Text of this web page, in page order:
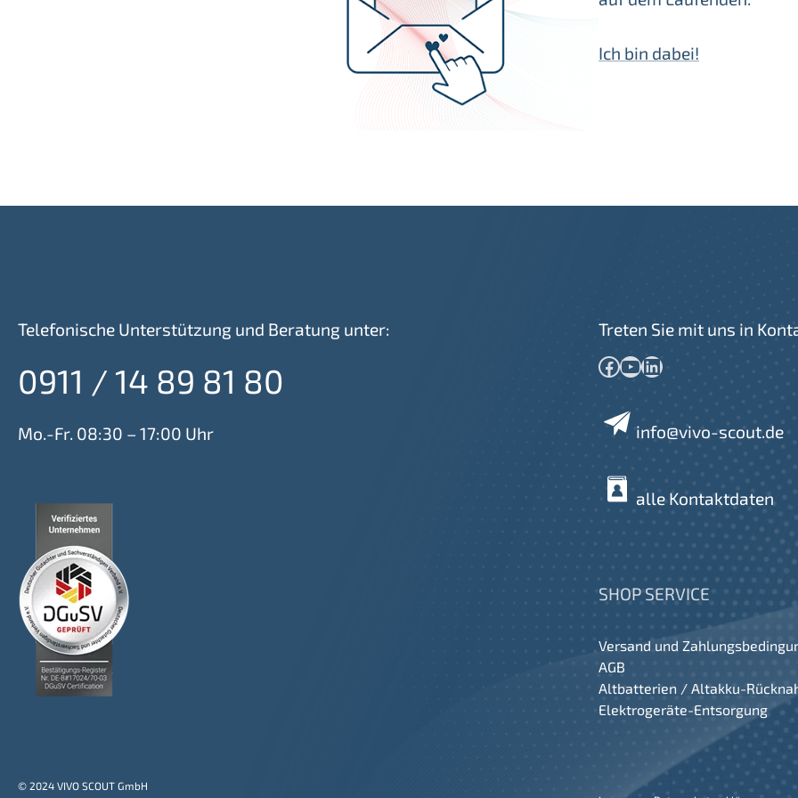
Ich bin dabei!
Telefonische Unterstützung und Beratung unter:
0911 / 14 89 81 80
Mo.-Fr. 08:30 – 17:00 Uhr
Treten Sie mit uns in
Facebook YouTube LinkedIn
info@vivo-scout.de
alle Kontaktdaten
SHOP SERVICE
Versand und
AGB
Altbatterien / Altakku-
Elektrogeräte-Entsorgung
© 2024 VIVO SCOUT GmbH